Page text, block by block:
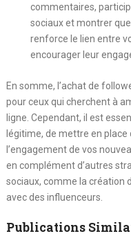
commentaires,
sociaux et montrer
renforce le lien entre
encourager leur
En somme, l’achat de
pour ceux qui cherchent à
ligne. Cependant, il est
légitime, de mettre en
l’engagement de vos
en complément d’autres
sociaux, comme la création
avec des influenceurs.
Publications